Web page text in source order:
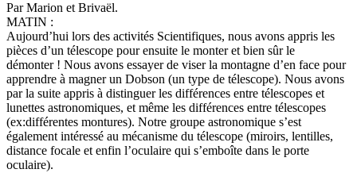
Par Marion et Brivaël.
MATIN :
Aujourd’hui lors des activités Scientifiques, nous avons appris les
pièces d’un télescope pour ensuite le monter et bien sûr le
démonter ! Nous avons essayer de viser la montagne d’en face pour
apprendre à magner un Dobson (un type de télescope). Nous avons
par la suite appris à distinguer les différences entre télescopes et
lunettes astronomiques, et même les différences entre télescopes
(ex:différentes montures). Notre groupe astronomique s’est
également intéressé au mécanisme du télescope (miroirs, lentilles,
distance focale et enfin l’oculaire qui s’emboîte dans le porte
oculaire).